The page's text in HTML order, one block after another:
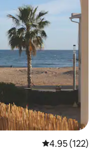
レビュー122
4.95 (122)